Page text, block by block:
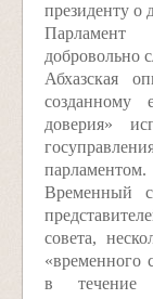
президенту о
Парламент
добровольно
Абхазская
созданному
доверия»
парламентом.
Временный
совета,
«временного
в течение